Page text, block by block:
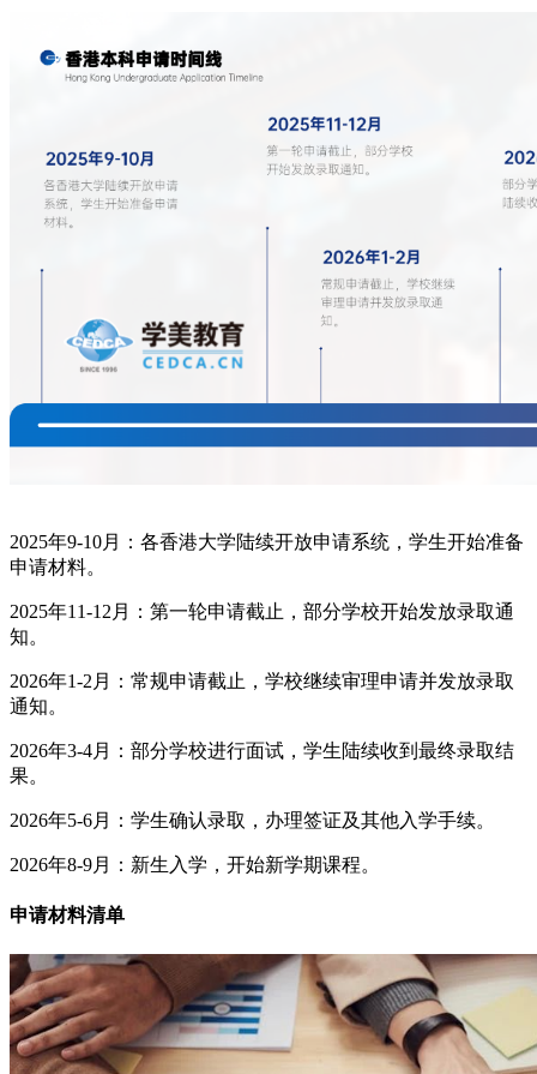
2025年9-10月：各香港大学陆续开放申请系统，学生开始准备
申请材料。
2025年11-12月：第一轮申请截止，部分学校开始发放录取通
知。
2026年1-2月：常规申请截止，学校继续审理申请并发放录取
通知。
2026年3-4月：部分学校进行面试，学生陆续收到最终录取结
果。
2026年5-6月：学生确认录取，办理签证及其他入学手续。
2026年8-9月：新生入学，开始新学期课程。
申请材料清单